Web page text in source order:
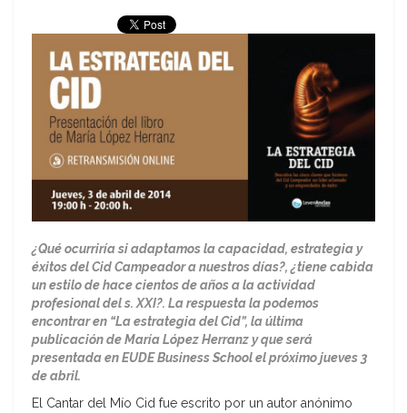
¿Qué ocurriría si adaptamos la capacidad, estrategia y
éxitos del Cid Campeador a nuestros días?, ¿tiene cabida
un estilo de hace cientos de años a la actividad
profesional del s. XXI?. La respuesta la podemos
encontrar en “La estrategia del Cid”, la última
publicación de María López Herranz y que será
presentada en EUDE Business School el próximo jueves 3
de abril.
El Cantar del Mío Cid fue escrito por un autor anónimo